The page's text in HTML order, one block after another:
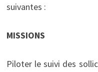
suivantes :
MISSIONS
Piloter le suivi des